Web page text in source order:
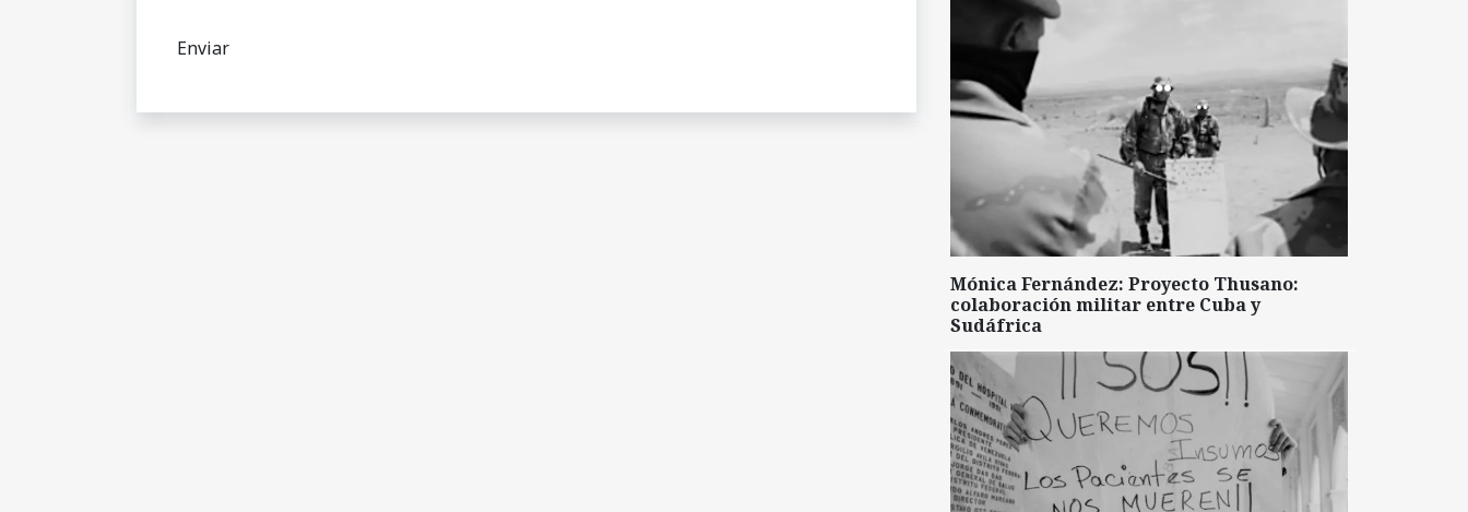
Mónica Fernández: Proyecto Thusano:
colaboración militar entre Cuba y
Sudáfrica